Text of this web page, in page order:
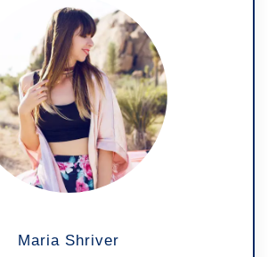
Maria Shriver